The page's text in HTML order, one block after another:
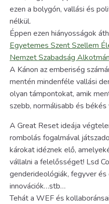
ezen a bolygón, vallási és
nélkül.
Éppen ezen hiányosságok
Egyetemes Szent Szellem
Nemzet Szabadság
A Kánon az emberiség
mentén mindenféle vallási
olyan támpontokat, amik
szebb, normálisabb és
A Great Reset ideája
rombolás fogalmával
károkat idéznek elő,
vállalni a felelősséget! Lsd
genderideológiák, fegyver
innovációk…stb…
Tehát a WEF és